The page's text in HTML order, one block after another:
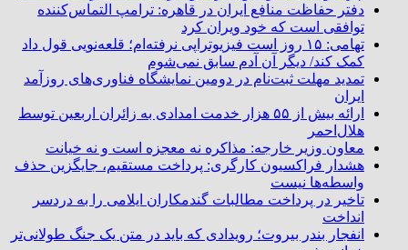
دفتر حفاظت منافع ایران در قاهره: ترامپ التماس‌کننده
توافقی است که خود ویران کرد
تهامی: ۱۵ روز است فیزیوتراپی نرفته‌ام؛ قلعه‌نویی قول داد
کمک کند/ دیگر آن آدم سابق نمی‌شوم
تمدید مهلت ثبت‌نام در دومین نمایشگاه فناوری‌های روزآمد
ایران
ارائه بیش از ۵۵ هزار خدمت امدادی به زائران اربعین توسط
هلال‌احمر
معاون وزیر خارجه: مذاکره نه معجزه است و نه خیانت
هشدار فراکسیون کارگری: پرداخت مستقیم، جایگزین حذف
واسطه‌ها نیست
تاخیر در پرداخت مطالبات گندمکاران ایلامی را به دردسر
انداخت
انفجار بندر بیروت؛ رویدادی که باید در متن یک جنگ طولانی‌تر